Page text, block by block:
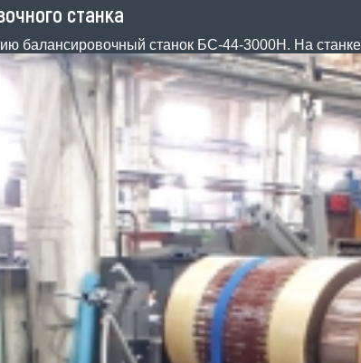
станка
балансировочный станок БС-44-3000Н. На